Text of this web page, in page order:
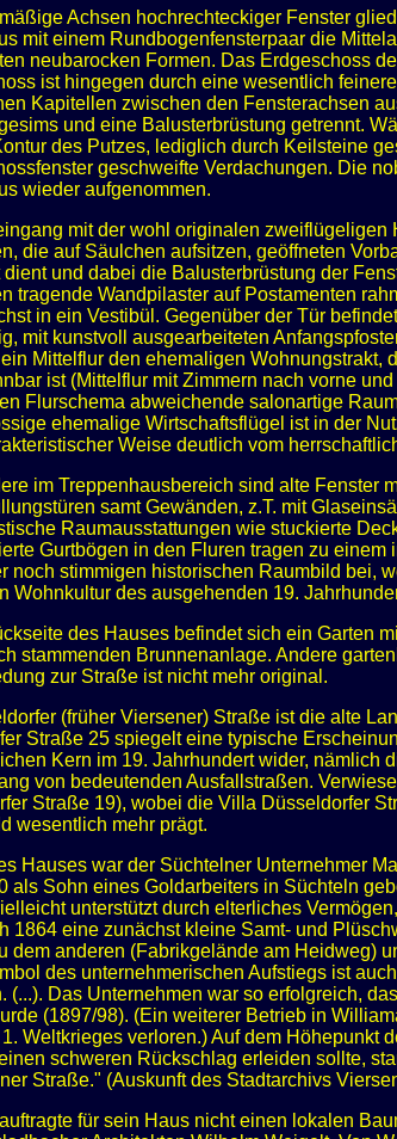
Achsen hochrechteckiger Fenster
mit einem Rundbogenfensterpaar die
neubarocken Formen. Das Erdgeschoss
ist hingegen durch eine wesentlich
Kapitellen zwischen den Fensterachsen
und eine Balusterbrüstung getrennt.
des Putzes, lediglich durch Keilsteine
geschweifte Verdachungen. Die
wieder aufgenommen.
mit der wohl originalen
die auf Säulchen aufsitzen, geöffneten
dient und dabei die Balusterbrüstung der
tragende Wandpilaster auf Postamenten
in ein Vestibül. Gegenüber der Tür
mit kunstvoll ausgearbeiteten
Mittelflur den ehemaligen Wohnungstrakt,
ist (Mittelflur mit Zimmern nach vorne
Flurschema abweichende salonartige
ehemalige Wirtschaftsflügel ist in der
Weise deutlich vom
im Treppenhausbereich sind alte Fenster
samt Gewänden, z.T. mit
Raumausstattungen wie stuckierte
Gurtbögen in den Fluren tragen zu
noch stimmigen historischen Raumbild bei,
Wohnkultur des ausgehenden 19.
des Hauses befindet sich ein Garten
stammenden Brunnenanlage. Andere
zur Straße ist nicht mehr original.
(früher Viersener) Straße ist die alte
Straße 25 spiegelt eine typische
Kern im 19. Jahrhundert wider, nämlich
von bedeutenden Ausfallstraßen.
Straße 19), wobei die Villa Düsseldorfer
wesentlich mehr prägt.
Hauses war der Süchtelner Unternehmer
als Sohn eines Goldarbeiters in Süchteln
unterstützt durch elterliches
1864 eine zunächst kleine Samt- und
dem anderen (Fabrikgelände am Heidweg)
des unternehmerischen Aufstiegs ist
(...). Das Unternehmen war so erfolgreich,
(1897/98). (Ein weiterer Betrieb in
Weltkrieges verloren.) Auf dem Höhepunkt
schweren Rückschlag erleiden sollte,
Straße." (Auskunft des Stadtarchivs
für sein Haus nicht einen lokalen